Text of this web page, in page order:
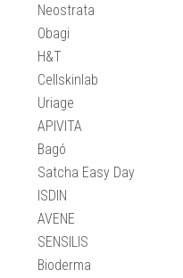
Neostrata
Obagi
H&T
Cellskinlab
Uriage
APIVITA
Bagó
Satcha Easy Day
ISDIN
AVENE
SENSILIS
Bioderma